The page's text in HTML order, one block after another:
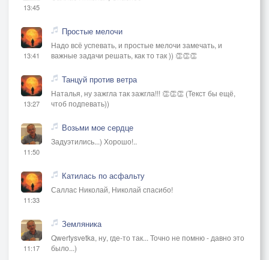
13:45
13:41
Простые мелочи
Надо всё успевать, и простые мелочи замечать, и
важные задачи решать, как то так )) 👏👏👏
13:27
Танцуй против ветра
Наталья, ну зажгла так зажгла!!! 👏👏👏 (Текст бы ещё,
чтоб подпевать))
11:50
Возьми мое сердце
Задуэтились...) Хорошо!..
11:33
Катилась по асфальту
Саллас Николай, Николай спасибо!
11:17
Земляника
Qwertysvetka, ну, где-то так... Точно не помню - давно это
было...)